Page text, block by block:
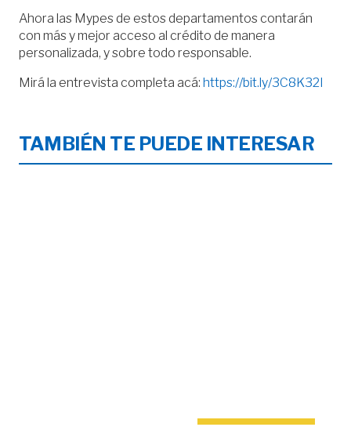
Ahora las Mypes de estos departamentos contarán
con más y mejor acceso al crédito de manera
personalizada, y sobre todo responsable.
Mirá la entrevista completa acá: https://bit.ly/3C8K32I
TAMBIÉN TE PUEDE INTERESAR